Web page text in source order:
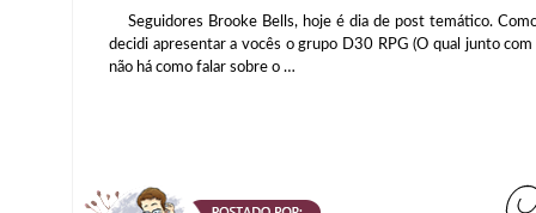
Seguidores Brooke Bells, hoje é dia de post temático.
decidi apresentar a vocês o grupo D30 RPG (O qual junto
não há como falar sobre o …